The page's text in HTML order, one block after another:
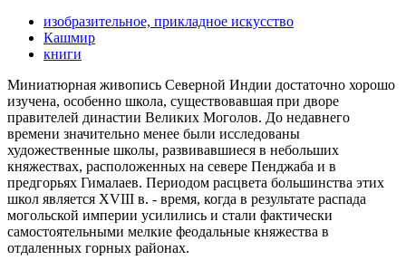
изобразительное, прикладное искусство
Кашмир
книги
Миниатюрная живопись Северной Индии достаточно хорошо
изучена, особенно школа, существовавшая при дворе
правителей династии Великих Моголов. До недавнего
времени значительно менее были исследованы
художественные школы, развивавшиеся в небольших
княжествах, расположенных на севере Пенджаба и в
предгорьях Гималаев. Периодом расцвета большинства этих
школ является XVIII в. - время, когда в результате распада
могольской империи усилились и стали фактически
самостоятельными мелкие феодальные княжества в
отдаленных горных районах.